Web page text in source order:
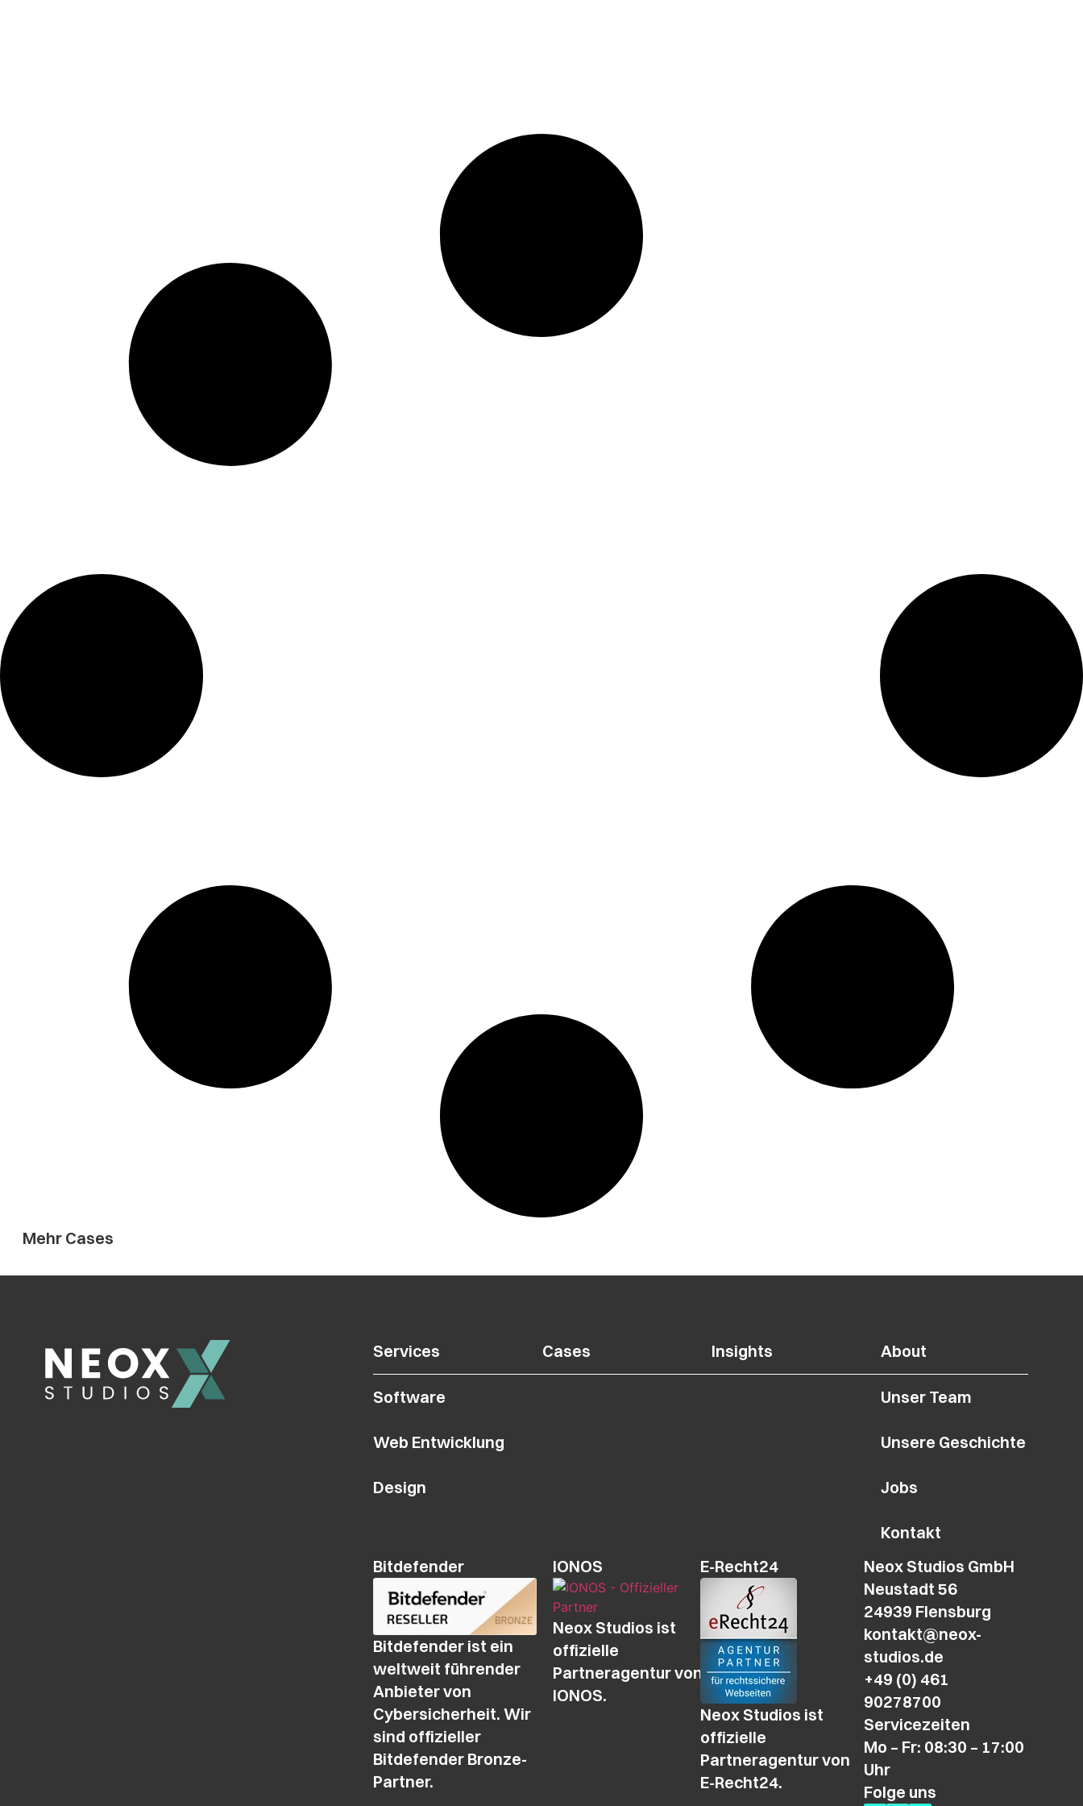
Mehr Cases
Services
Software
Web Entwicklung
Design
Cases Insights About
Unser Team
Unsere Geschichte
Jobs
Kontakt
Bitdefender
Bitdefender ist ein
weltweit führender
Anbieter von
Cybersicherheit. Wir
sind offizieller
Bitdefender Bronze-
Partner.
IONOS
Neox Studios ist
offizielle
Partneragentur von
IONOS.
E-Recht24
Neox Studios ist
offizielle
Partneragentur von
E-Recht24.
Neox Studios GmbH
Neustadt 56
24939 Flensburg
kontakt@neox-
studios.de
+49 (0) 461
90278700
Servicezeiten
Mo – Fr: 08:30 – 17:00
Uhr
Folge uns